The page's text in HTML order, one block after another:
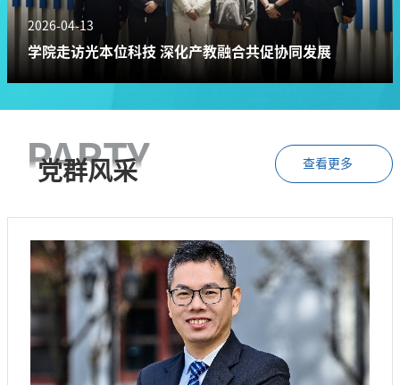
2026-04-13
学院走访光本位科技 深化产教融合共促协同发展
党群风采
PARTY 查看更多